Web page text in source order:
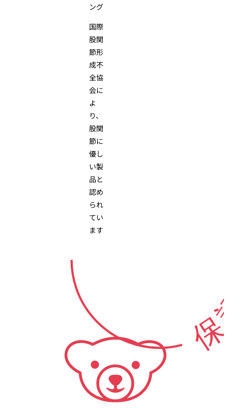
ング
国際
股関
節形
成不
全協
会に
よ
り、
股関
節に
優し
い製
品と
認め
られ
てい
ます
10-年